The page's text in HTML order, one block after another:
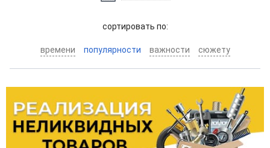
cортировать по:
времени популярности важности сюжету